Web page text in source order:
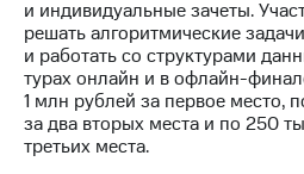
Корпоративное
управление
Корпоративный
секретарь
Раскрытие
информации
и индивидуальные зачеты.
решать алгоритмические
и работать со структурами
турах онлайн и в офлайн-
1 млн рублей за первое место,
за два вторых места и по 250
третьих места.